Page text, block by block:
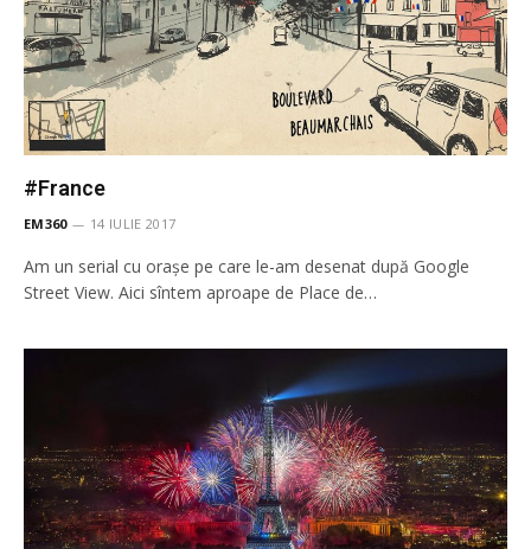
#France
EM360 14 IULIE 2017
Am un serial cu orașe pe care le-am desenat după Google
Street View. Aici sîntem aproape de Place de…